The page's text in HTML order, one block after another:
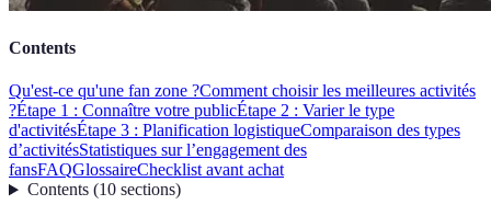
Contents
Qu'est-ce qu'une fan zone ?Comment choisir les meilleures activités
?Étape 1 : Connaître votre publicÉtape 2 : Varier le type
d'activitésÉtape 3 : Planification logistiqueComparaison des types
d’activitésStatistiques sur l’engagement des
fansFAQGlossaireChecklist avant achat
Contents(10 sections)